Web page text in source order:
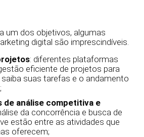
um dos objetivos, algumas
digital são imprescindíveis.
: diferentes plataformas
eficiente de projetos para
saiba suas tarefas e o andamento
de análise competitiva e
da concorrência e busca de
estão entre as atividades que
oferecem;